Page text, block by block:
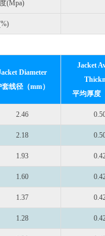
(Mpa)
Diameter
套线径（mm）
Jacket
平均厚度
2.46
2.18
1.93
1.60
1.37
1.28